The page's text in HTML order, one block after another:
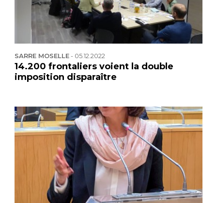
SARRE MOSELLE- 05.12.2022
14.200 frontaliers voient la double
imposition disparaître